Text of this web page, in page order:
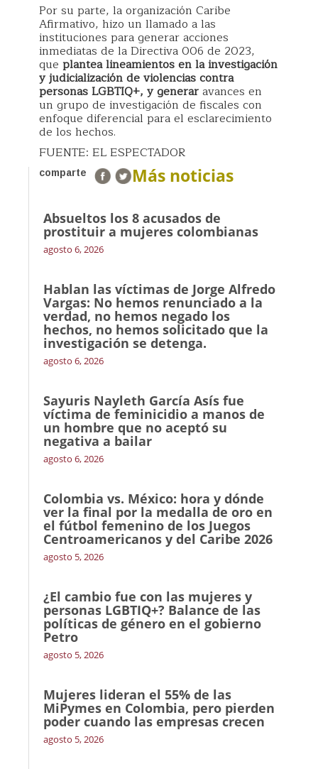
Por su parte, la organización Caribe
Afirmativo, hizo un llamado a las
instituciones para generar acciones
inmediatas de la Directiva 006 de 2023,
que plantea lineamientos en la investigación
y judicialización de violencias contra
personas LGBTIQ+, y generaravances en
un grupo de investigación de fiscales con
enfoque diferencial para el esclarecimiento
de los hechos.
FUENTE: EL ESPECTADOR
comparte Más noticias
Absueltos los 8 acusados de
prostituir a mujeres colombianas
agosto 6, 2026
Hablan las víctimas de Jorge Alfredo
Vargas: No hemos renunciado a la
verdad, no hemos negado los
hechos, no hemos solicitado que la
investigación se detenga.
agosto 6, 2026
Sayuris Nayleth García Asís fue
víctima de feminicidio a manos de
un hombre que no aceptó su
negativa a bailar
agosto 6, 2026
Colombia vs. México: hora y dónde
ver la final por la medalla de oro en
el fútbol femenino de los Juegos
Centroamericanos y del Caribe 2026
agosto 5, 2026
¿El cambio fue con las mujeres y
personas LGBTIQ+? Balance de las
políticas de género en el gobierno
Petro
agosto 5, 2026
Mujeres lideran el 55% de las
MiPymes en Colombia, pero pierden
poder cuando las empresas crecen
agosto 5, 2026